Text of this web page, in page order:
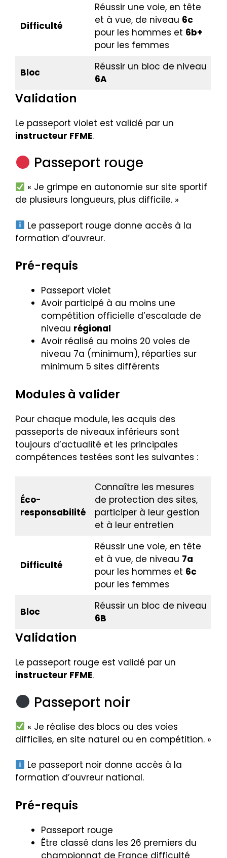
Difficulté
Réussir une voie, en tête
et à vue, de niveau 6c
pour les hommes et 6b+
pour les femmes
Bloc
Réussir un bloc de niveau
6A
Validation
Le passeport violet est validé par un
instructeur FFME.
Passeport rouge
« Je grimpe en autonomie sur site sportif
de plusieurs longueurs, plus difficile. »
Le passeport rouge donne accès à la
formation d’ouvreur.
Pré-requis
Passeport violet
Avoir participé à au moins une
compétition officielle d’escalade de
niveau régional
Avoir réalisé au moins 20 voies de
niveau 7a (minimum), réparties sur
minimum 5 sites différents
Modules à valider
Pour chaque module, les acquis des
passeports de niveaux inférieurs sont
toujours d’actualité et les principales
compétences testées sont les suivantes :
Éco-
responsabilité
Connaître les mesures
de protection des sites,
participer à leur gestion
et à leur entretien
Difficulté
Réussir une voie, en tête
et à vue, de niveau 7a
pour les hommes et 6c
pour les femmes
Bloc
Réussir un bloc de niveau
6B
Validation
Le passeport rouge est validé par un
instructeur FFME.
Passeport noir
« Je réalise des blocs ou des voies
difficiles, en site naturel ou en compétition. »
Le passeport noir donne accès à la
formation d’ouvreur national.
Pré-requis
Passeport rouge
Être classé dans les 26 premiers du
championnat de France difficulté